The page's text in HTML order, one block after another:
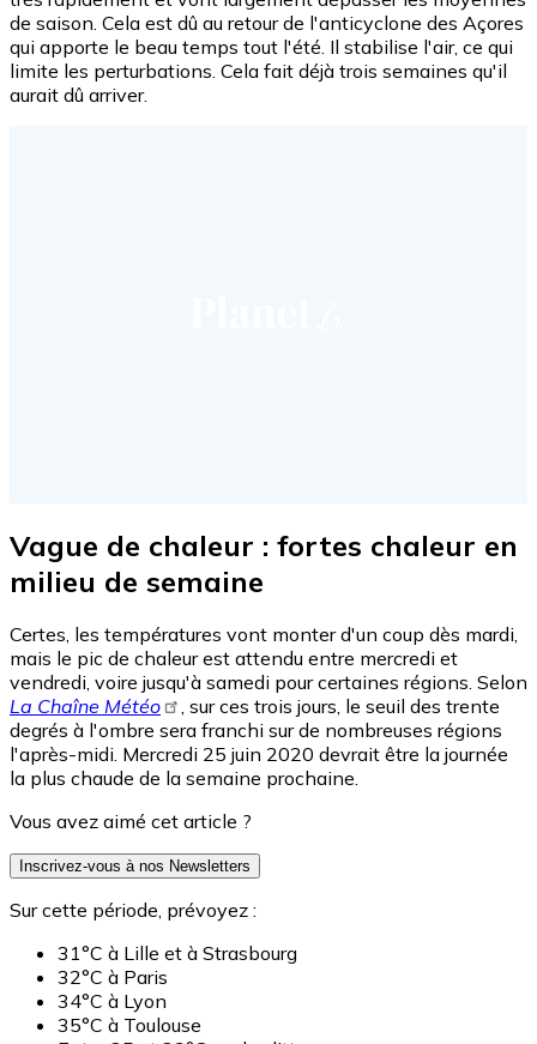
de saison. Cela est dû au retour de l'anticyclone des Açores
qui apporte le beau temps tout l'été. Il stabilise l'air, ce qui
limite les perturbations. Cela fait déjà trois semaines qu'il
aurait dû arriver.
Vague de chaleur : fortes chaleur en
milieu de semaine
Certes, les températures vont monter d'un coup dès mardi,
mais le pic de chaleur est attendu entre mercredi et
vendredi, voire jusqu'à samedi pour certaines régions. Selon
La Chaîne Météo
, sur ces trois jours, le seuil des trente
degrés à l'ombre sera franchi sur de nombreuses régions
l'après-midi. Mercredi 25 juin 2020 devrait être la journée
la plus chaude de la semaine prochaine.
Vous avez aimé cet article ?
Inscrivez-vous à nos Newsletters
Sur cette période, prévoyez :
31°C à Lille et à Strasbourg
32°C à Paris
34°C à Lyon
35°C à Toulouse